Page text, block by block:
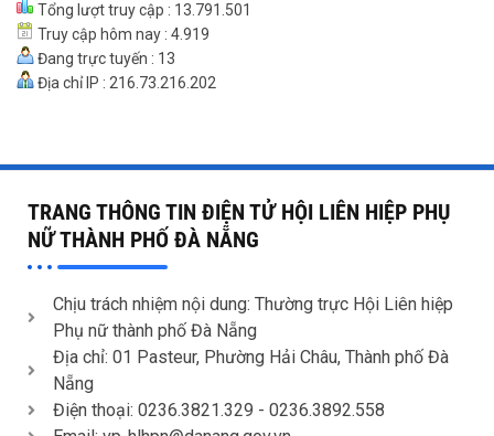
Tổng lượt truy cập : 13.791.501
Truy cập hôm nay : 4.919
Đang trực tuyến : 13
Địa chỉ IP : 216.73.216.202
TRANG THÔNG TIN ĐIỆN TỬ HỘI LIÊN HIỆP PHỤ
NỮ THÀNH PHỐ ĐÀ NẴNG
Chịu trách nhiệm nội dung: Thường trực Hội Liên hiệp
Phụ nữ thành phố Đà Nẵng
Địa chỉ: 01 Pasteur, Phường Hải Châu, Thành phố Đà
Nẵng
Điện thoại: 0236.3821.329 - 0236.3892.558